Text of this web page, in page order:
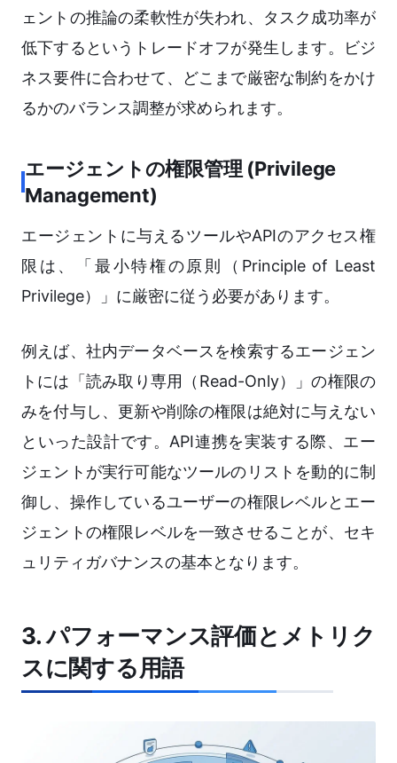
ェントの推論の柔軟性が失われ、タスク成功率が
低下するというトレードオフが発生します。ビジ
ネス要件に合わせて、どこまで厳密な制約をかけ
るかのバランス調整が求められます。
エージェントの権限管理 (Privilege
Management)
エージェントに与えるツールやAPIのアクセス権
限は、「最小特権の原則（Principle of Least
Privilege）」に厳密に従う必要があります。
例えば、社内データベースを検索するエージェン
トには「読み取り専用（Read-Only）」の権限の
みを付与し、更新や削除の権限は絶対に与えない
といった設計です。API連携を実装する際、エー
ジェントが実行可能なツールのリストを動的に制
御し、操作しているユーザーの権限レベルとエー
ジェントの権限レベルを一致させることが、セキ
ュリティガバナンスの基本となります。
3. パフォーマンス評価とメトリク
スに関する用語